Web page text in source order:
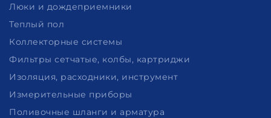
Люки и дождеприемники
Теплый пол
Коллекторные системы
Фильтры сетчатые, колбы, картриджи
Изоляция, расходники, инструмент
Измерительные приборы
Поливочные шланги и арматура